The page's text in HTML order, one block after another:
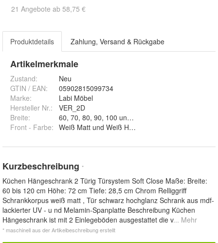
21 Angebote ab 58,75 €
Produktdetails Zahlung, Versand & Rückgabe
Artikelmerkmale
Zustand:
Neu
GTIN / EAN:
05902815099734
Marke:
Labi Möbel
Hersteller Nr.:
VER_2D
Breite:
60, 70, 80, 90, 100 und 120
Front - Farbe: Weiß Matt und Weiß Hochglanz
Kurzbeschreibung *
Küchen Hängeschrank 2 Türig Türsystem Soft Close Maße: Breite:
60 bis 120 cm Höhe: 72 cm Tiefe: 28,5 cm Chrom Relliggriff
Schrankkorpus weiß matt , Tür schwarz hochglanz Schrank aus mdf-
lackierter UV - u nd Melamin-Spanplatte Beschreibung Küchen
Hängeschrank ist mit 2 Einlegeböden ausgestattet die v... Mehr
* maschinell aus der Artikelbeschreibung erstellt